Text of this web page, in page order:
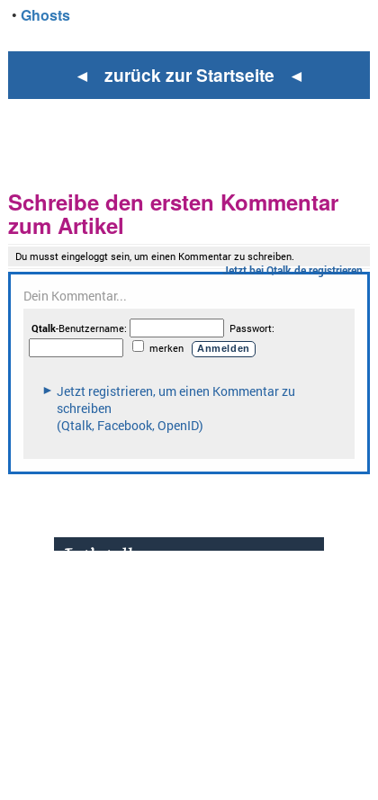
•Ghosts
◄ zurück zur Startseite ◄
Schreibe den ersten Kommentar
zum Artikel